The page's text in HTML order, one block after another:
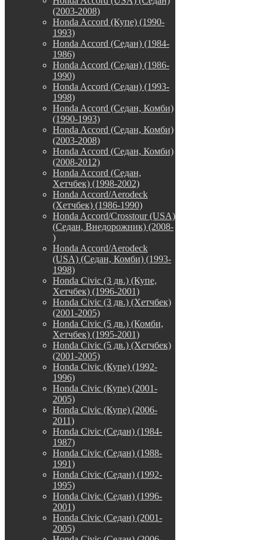
(2003-2008)
Honda Accord (Купе) (1990-
1993)
Honda Accord (Седан) (1984-
1986)
Honda Accord (Седан) (1986-
1990)
Honda Accord (Седан) (1993-
1998)
Honda Accord (Седан, Комби)
(1990-1993)
Honda Accord (Седан, Комби)
(2003-2008)
Honda Accord (Седан, Комби)
(2008-2012)
Honda Accord (Седан,
Хетчбек) (1998-2002)
Honda Accord/Aerodeck
(Хетчбек) (1986-1990)
Honda Accord/Crosstour (USA)
(Седан, Внедорожник) (2008-
)
Honda Accord/Аerodeck
(USA) (Седан, Комби) (1993-
1998)
Honda Civic (3 дв.) (Купе,
Хетчбек) (1996-2001)
Honda Civic (3 дв.) (Хетчбек)
(2001-2005)
Honda Civic (5 дв.) (Комби,
Хетчбек) (1995-2001)
Honda Civic (5 дв.) (Хетчбек)
(2001-2005)
Honda Civic (Купе) (1992-
1996)
Honda Civic (Купе) (2001-
2005)
Honda Civic (Купе) (2006-
2011)
Honda Civic (Седан) (1984-
1987)
Honda Civic (Седан) (1988-
1991)
Honda Civic (Седан) (1992-
1995)
Honda Civic (Седан) (1996-
2001)
Honda Civic (Седан) (2001-
2005)